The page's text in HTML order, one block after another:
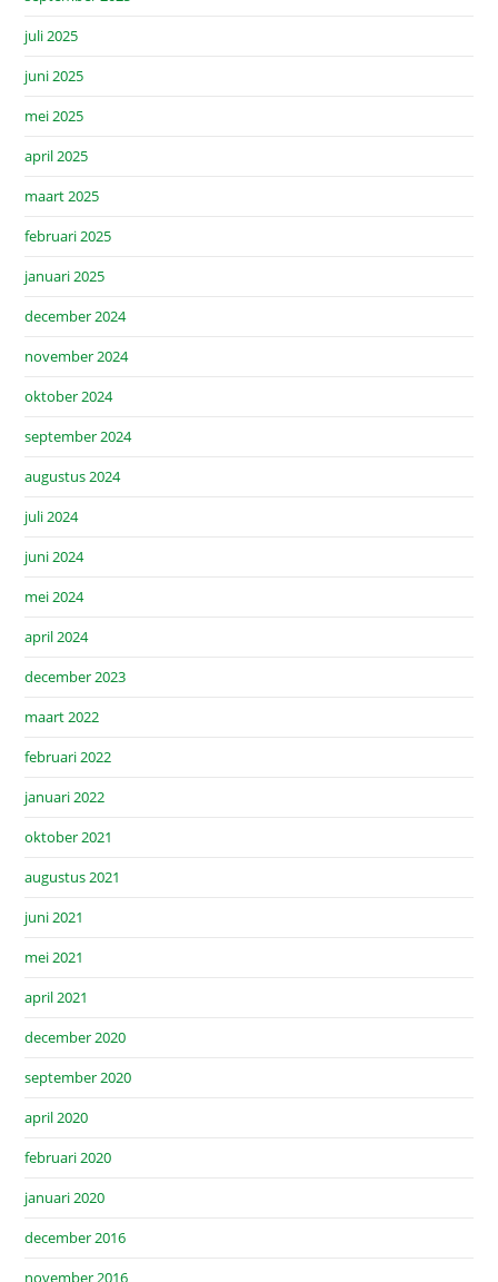
juli 2025
juni 2025
mei 2025
april 2025
maart 2025
februari 2025
januari 2025
december 2024
november 2024
oktober 2024
september 2024
augustus 2024
juli 2024
juni 2024
mei 2024
april 2024
december 2023
maart 2022
februari 2022
januari 2022
oktober 2021
augustus 2021
juni 2021
mei 2021
april 2021
december 2020
september 2020
april 2020
februari 2020
januari 2020
december 2016
november 2016